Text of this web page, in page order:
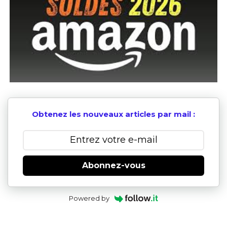
Obtenez les nouveaux articles par mail :
Abonnez-vous
Powered by